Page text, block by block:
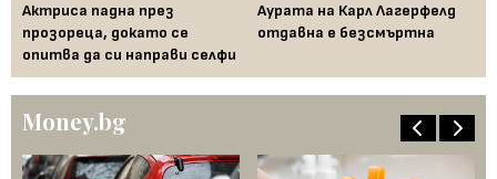
Актриса падна през
прозореца, докато се
опитва да си направи селфи
Аурата на Карл Лагерфелд
отдавна е безсмъртна
Money.bg